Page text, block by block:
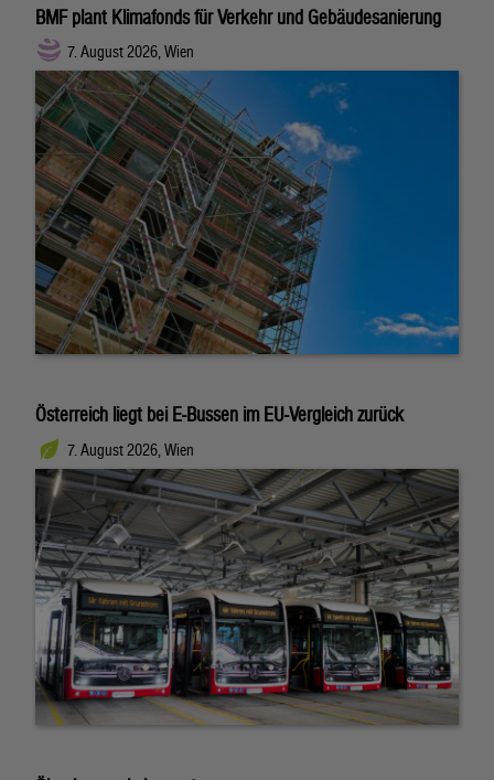
BMF plant Klimafonds für Verkehr und Gebäudesanierung
7. August 2026, Wien
Österreich liegt bei E-Bussen im EU-Vergleich zurück
7. August 2026, Wien